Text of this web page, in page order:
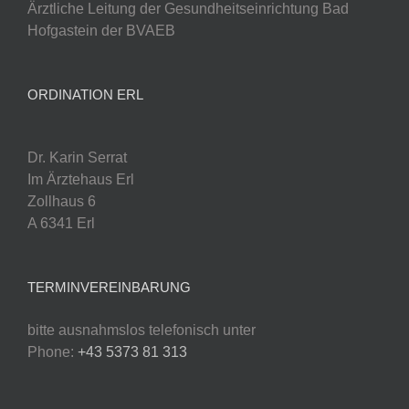
Ärztliche Leitung der Gesundheitseinrichtung Bad
Hofgastein der BVAEB
ORDINATION ERL
Dr. Karin Serrat
Im Ärztehaus Erl
Zollhaus 6
A 6341 Erl
TERMINVEREINBARUNG
bitte ausnahmslos telefonisch unter
Phone: +43 5373 81 313